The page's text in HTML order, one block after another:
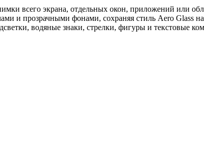
всего экрана, отдельных окон, приложений или
и прозрачными фонами, сохраняя стиль Aero Glass
водяные знаки, стрелки, фигуры и текстовые